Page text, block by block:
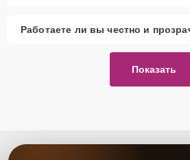
Работаете ли вы честно и
Показать